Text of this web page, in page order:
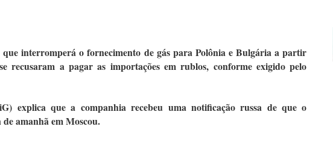
interromperá o fornecimento de gás para Polônia e Bulgária a partir
recusaram a pagar as importações em rublos, conforme exigido pelo
explica que a companhia recebeu uma notificação russa de que o
amanhã em Moscou.